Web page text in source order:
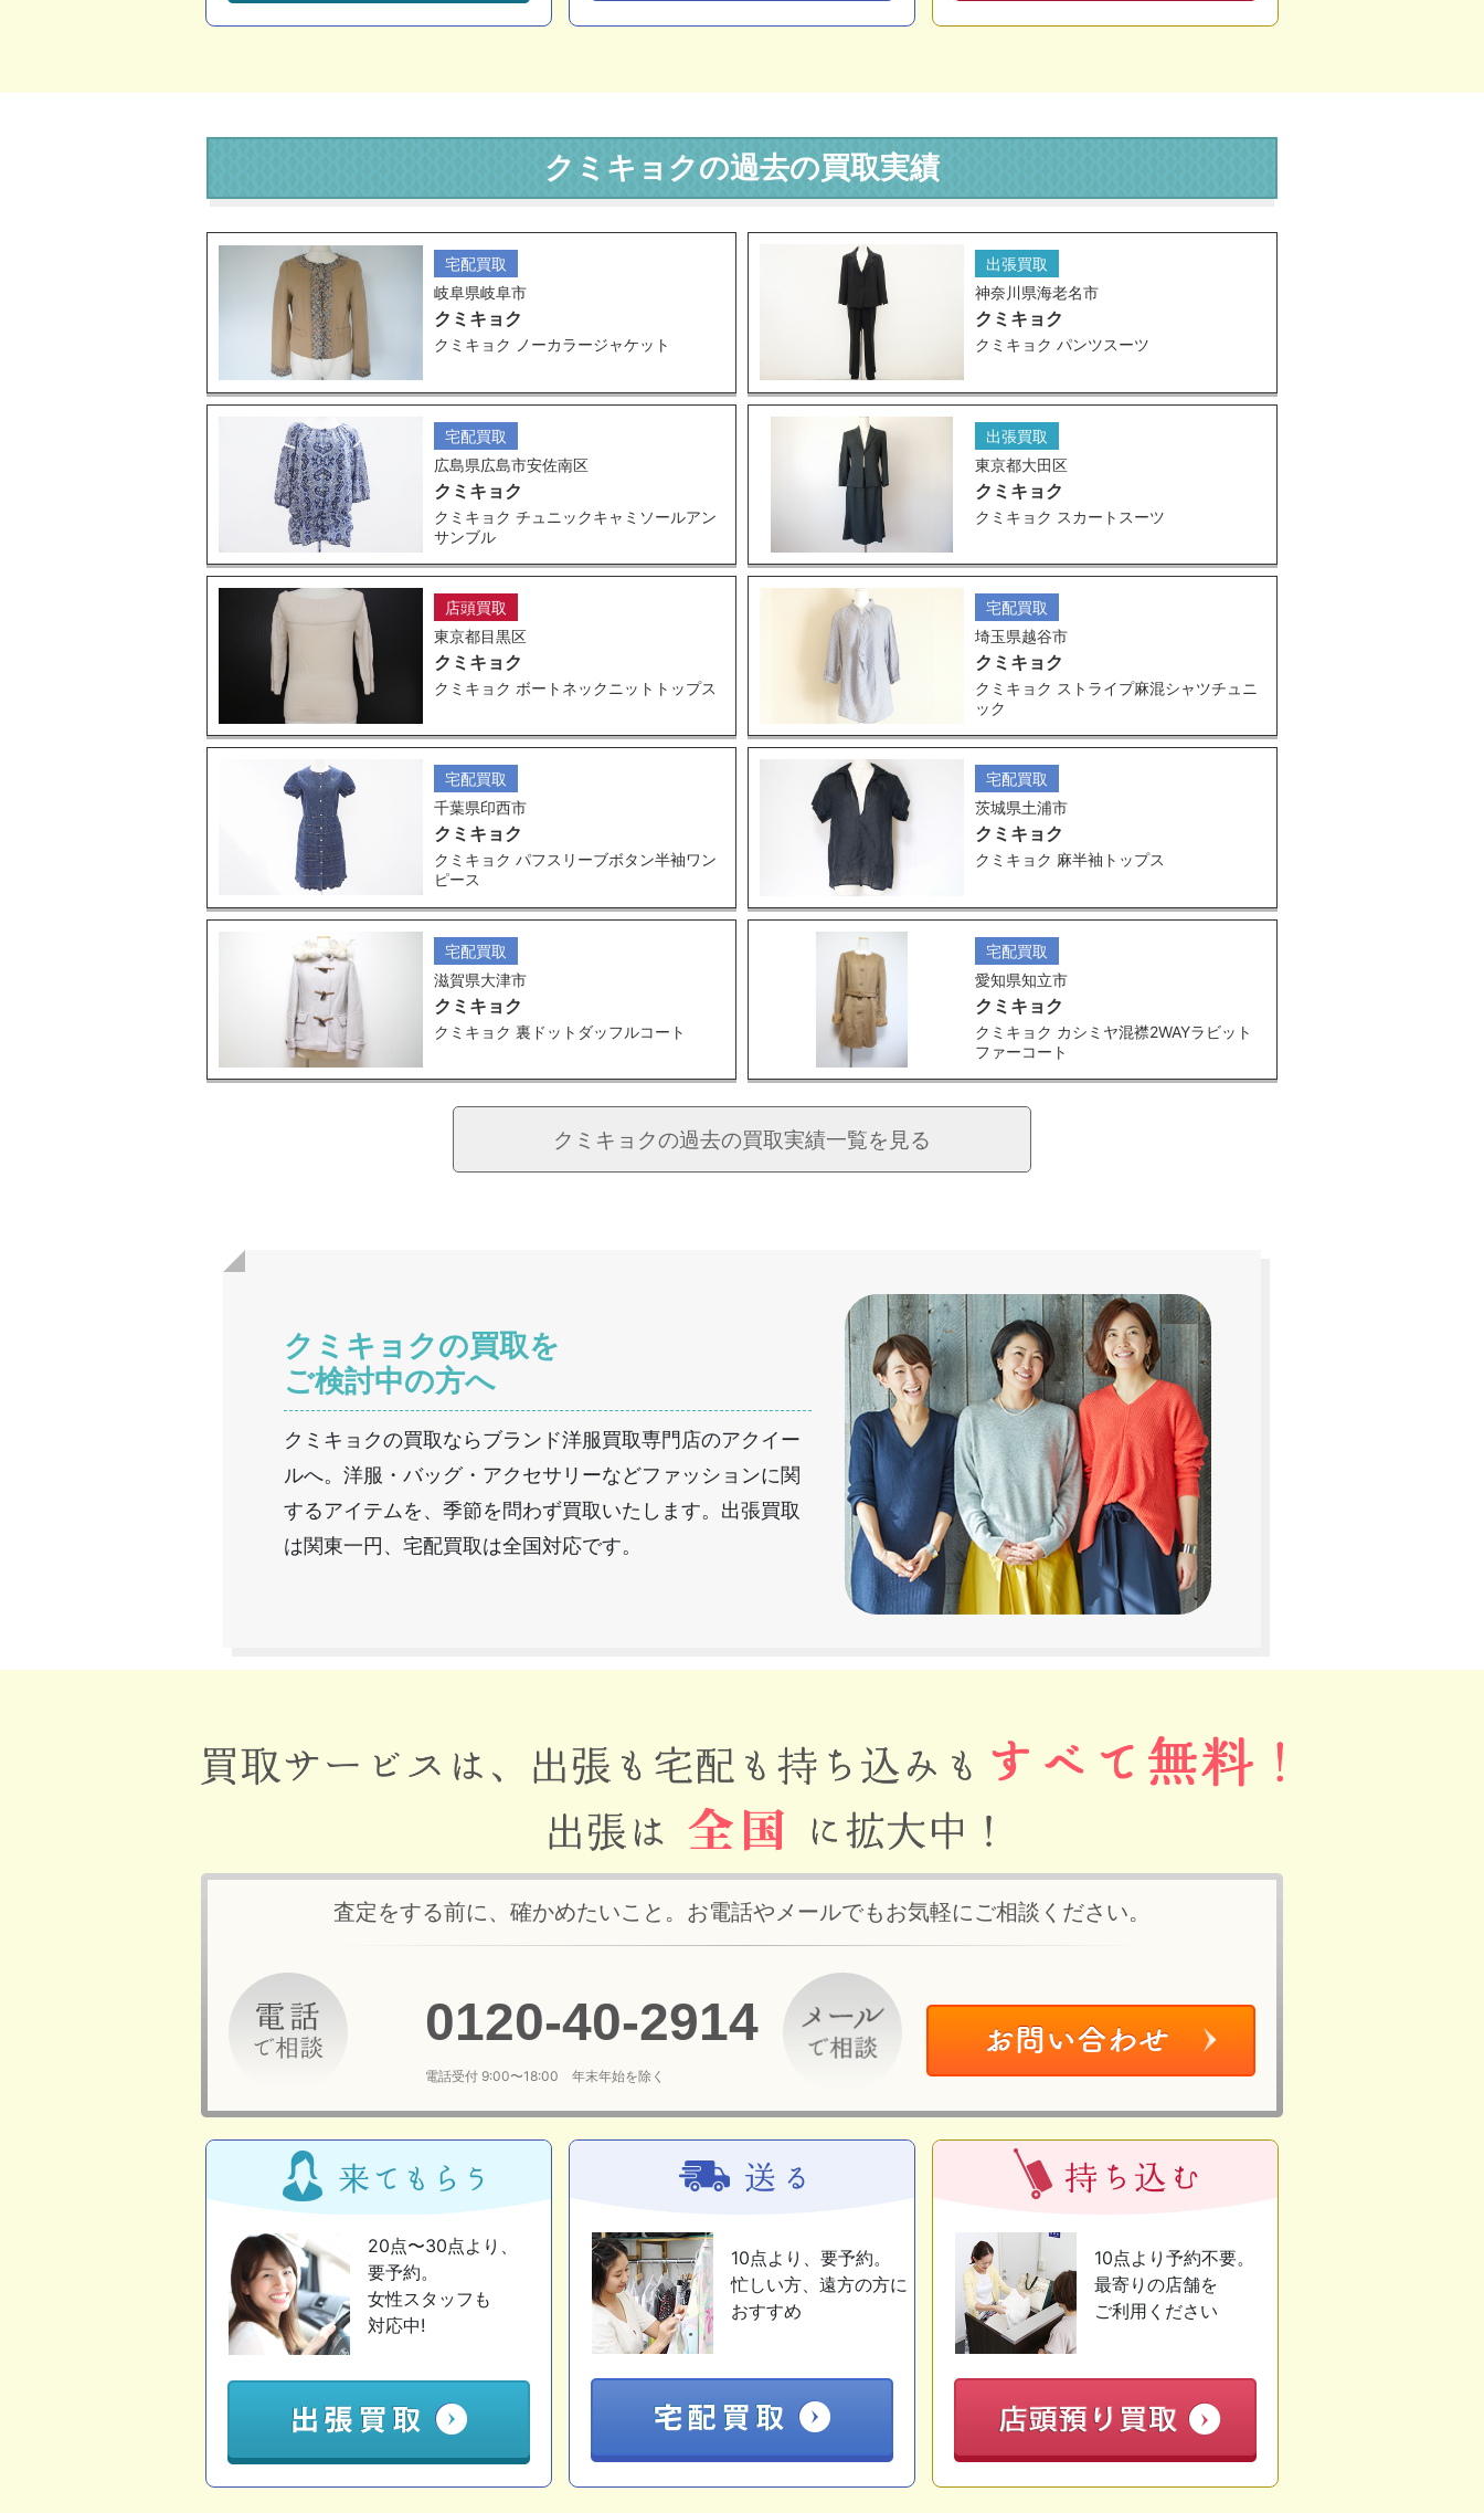
クミキョクの過去の買取実績
宅配買取
岐阜県岐阜市
クミキョク
クミキョク ノーカラージャケット
出張買取
神奈川県海老名市
クミキョク
クミキョク パンツスーツ
宅配買取
広島県広島市安佐南区
クミキョク
クミキョク チュニックキャミソールアン
サンブル
出張買取
東京都大田区
クミキョク
クミキョク スカートスーツ
店頭買取
東京都目黒区
クミキョク
クミキョク ボートネックニットトップス
宅配買取
埼玉県越谷市
クミキョク
クミキョク ストライプ麻混シャツチュニ
ック
宅配買取
千葉県印西市
クミキョク
クミキョク パフスリーブボタン半袖ワン
ピース
宅配買取
茨城県土浦市
クミキョク
クミキョク 麻半袖トップス
宅配買取
滋賀県大津市
クミキョク
クミキョク 裏ドットダッフルコート
宅配買取
愛知県知立市
クミキョク
クミキョク カシミヤ混襟2WAYラビット
ファーコート
クミキョクの過去の買取実績一覧を見る
クミキョクの買取を
ご検討中の方へ
クミキョクの買取ならブランド洋服買取専門店のアクイー
ルへ。洋服・バッグ・アクセサリーなどファッションに関
するアイテムを、季節を問わず買取いたします。出張買取
は関東一円、宅配買取は全国対応です。
査定をする前に、確かめたいこと。お電話やメールでもお気軽にご相談ください。
0120-40-2914
電話受付 9:00〜18:00 年末年始を除く
20点〜30点より、
要予約。
女性スタッフも
対応中!
10点より、要予約。
忙しい方、遠方の方に
おすすめ
10点より予約不要。
最寄りの店舗を
ご利用ください